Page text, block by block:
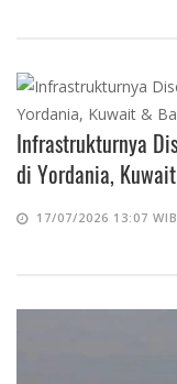
Infrastrukturnya
di Yordania,
17/07/2026 13:07